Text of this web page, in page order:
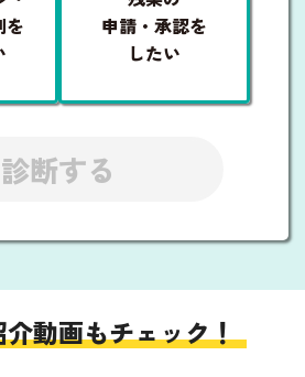
を
申請・承認を
したい
診断する
動画もチェック！